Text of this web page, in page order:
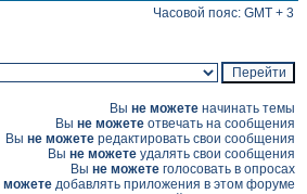
Часовой пояс: GMT + 3
Вы не можете начинать темы
Вы не можете отвечать на сообщения
Вы не можете редактировать свои сообщения
Вы не можете удалять свои сообщения
Вы не можете голосовать в опросах
можете добавлять приложения в этом форуме